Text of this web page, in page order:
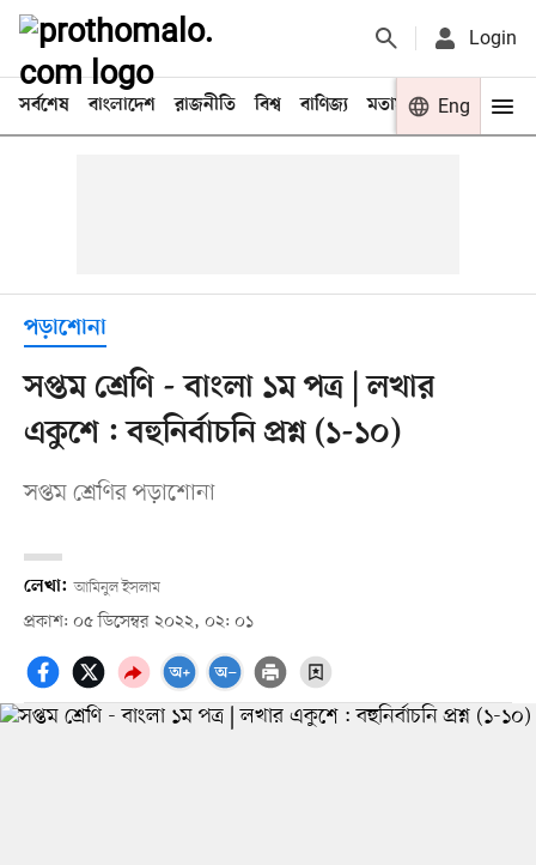
Login
সর্বশেষ বাংলাদেশ রাজনীতি বিশ্ব বাণিজ্য মতামত খেলা
Eng
পড়াশোনা
সপ্তম শ্রেণি - বাংলা ১ম পত্র | লখার
একুশে : বহুনির্বাচনি প্রশ্ন (১-১০)
সপ্তম শ্রেণির পড়াশোনা
লেখা: আমিনুল ইসলাম
প্রকাশ: ০৫ ডিসেম্বর ২০২২, ০২: ০১